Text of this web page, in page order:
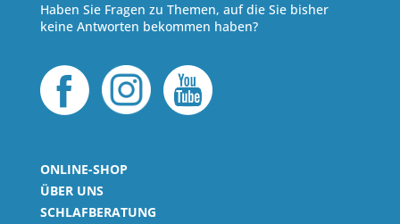
Haben Sie Fragen zu Themen, auf die Sie bisher
keine Antworten bekommen haben?
ONLINE-SHOP
ÜBER UNS
SCHLAFBERATUNG